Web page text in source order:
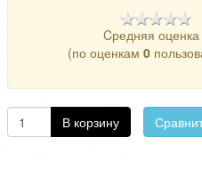
Cредняя
(по оценкам0
В корзину